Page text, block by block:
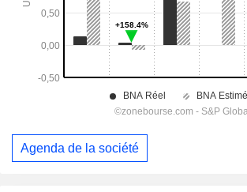
Agenda de la société